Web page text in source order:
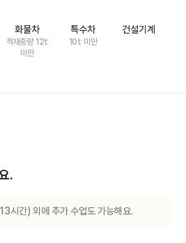
화물차
적재중량 12t
미만
특수차
10t 미만
건설기계
.
시간) 외에 추가 수업도 가능해요.